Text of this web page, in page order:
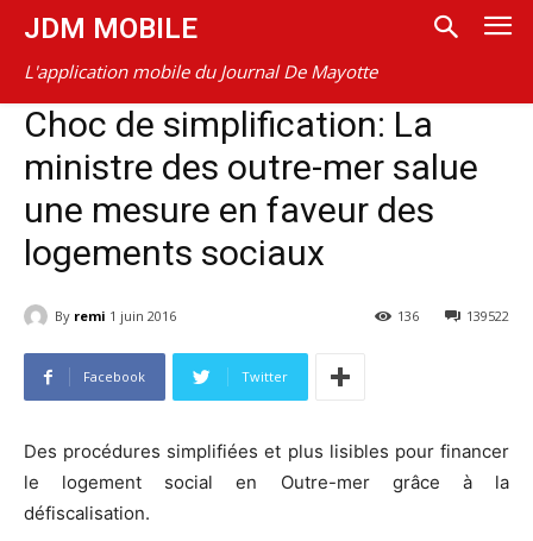
JDM MOBILE
L'application mobile du Journal De Mayotte
Choc de simplification: La
ministre des outre-mer salue
une mesure en faveur des
logements sociaux
By remi 1 juin 2016 139522
136
Facebook Twitter
Des procédures simplifiées et plus lisibles pour financer
le logement social en Outre-mer grâce à la
défiscalisation.